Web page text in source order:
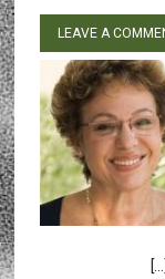
LEAVE A